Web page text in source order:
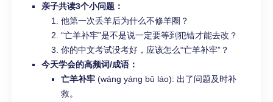
亲子共读3个小问题：
他第一次丢羊后为什么不修羊圈？
“亡羊补牢”是不是说一定要等到犯错才能去改？
你的中文考试没考好，应该怎么“亡羊补牢”？
今天学会的高频词/成语：
亡羊补牢 (wáng yáng bǔ láo): 出了问题及时补
救。